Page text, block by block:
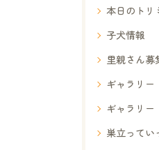
本日のトリ
子犬情報
里親さん募
ギャラリー
ギャラリー
巣立ってい